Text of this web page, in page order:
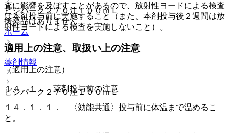
ビジパーク２７０注１００ｍＬ
後発品はありません
ホーム
薬剤情報
ビジパーク２７０注１００ｍＬ
査に影響を及ぼすことがあるので、放射性ヨードによる検査
は本剤投与前に実施すること（また、本剤投与後２週間は放
射性ヨードによる検査を実施しないこと）。
適用上の注意、取扱い上の注意
（適用上の注意）
１４．１． 薬剤投与前の注意
１４．１．１． 〈効能共通〉投与前に体温まで温めるこ
と。